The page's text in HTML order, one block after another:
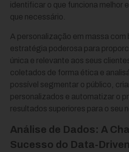
identificar o que funciona melhor
que necessário.
A personalização em massa com
estratégia poderosa para
única e relevante aos seus
coletados de forma ética e
possível segmentar o público,
personalizados e automatizar o
resultados superiores para o seu
Análise de Dados: A
Sucesso do Data-